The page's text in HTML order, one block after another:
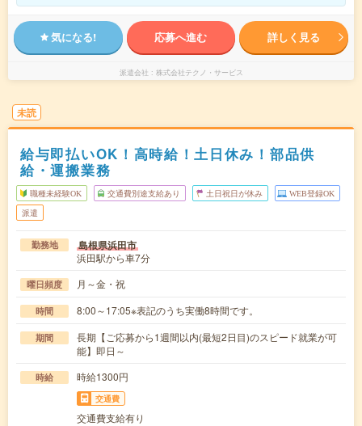
気になる! 応募へ進む 詳しく見る
派遣会社 株式会社テクノ・サービス
未読
給与即払いOK！高時給！土日休み！部品供
給・運搬業務
職種未経験OK 交通費別途支給あり 土日祝日が休み WEB登録OK
派遣
勤務地 島根県浜田市
浜田駅から車7分
曜日頻度 月～金・祝
時間 8:00～17:05※表記のうち実働8時間です。
期間
長期【ご応募から1週間以内(最短2日目)のスピード就業が可
能】即日～
時給 時給1300円
交通費
交通費支給有り